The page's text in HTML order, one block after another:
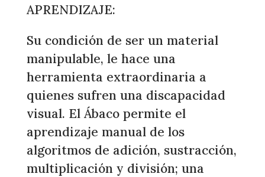
APRENDIZAJE:
Su condición de ser un material
manipulable, le hace una
herramienta extraordinaria a
quienes sufren una discapacidad
visual. El Ábaco permite el
aprendizaje manual de los
algoritmos de adición, sustracción,
multiplicación y división; una